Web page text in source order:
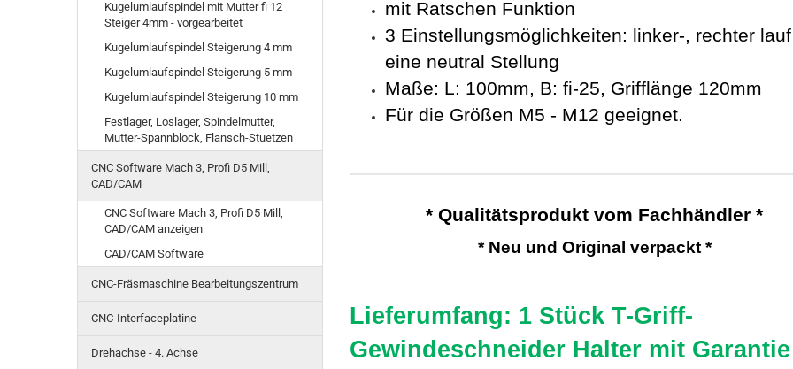
mit Ratschen Funktion
3 Einstellungsmöglichkeiten: linker-, rechter
eine neutral Stellung
Maße: L: 100mm, B: fi-25, Grifflänge 120mm
Für die Größen M5 - M12 geeignet.
* Qualitätsprodukt vom Fachhändler *
* Neu und Original verpackt *
Lieferumfang: 1 Stück T-Griff-
Gewindeschneider Halter mit
Kugelumlaufspindel mit Mutter fi 12
Steiger 4mm - vorgearbeitet
Kugelumlaufspindel Steigerung 4 mm
Kugelumlaufspindel Steigerung 5 mm
Kugelumlaufspindel Steigerung 10 mm
Festlager, Loslager, Spindelmutter,
Mutter-Spannblock, Flansch-Stuetzen
CNC Software Mach 3, Profi D5 Mill,
CAD/CAM
CNC Software Mach 3, Profi D5 Mill,
CAD/CAM anzeigen
CAD/CAM Software
CNC-Fräsmaschine Bearbeitungszentrum
CNC-Interfaceplatine
Drehachse - 4. Achse